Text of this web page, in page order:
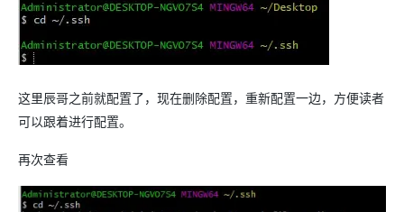
这里辰哥之前就配置了，现在删除配置，重新配置一边，方便读者
可以跟着进行配置。
再次查看